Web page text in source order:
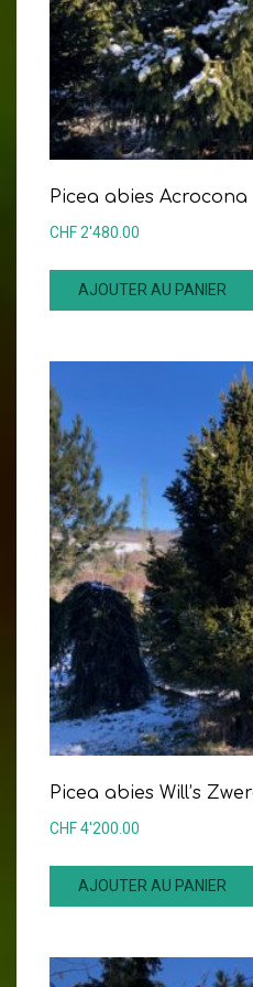
Picea abies Acrocona
CHF 2'480.00
AJOUTER AU PANIER
Picea abies Will’s
CHF4'200.00
AJOUTER AU PANIER